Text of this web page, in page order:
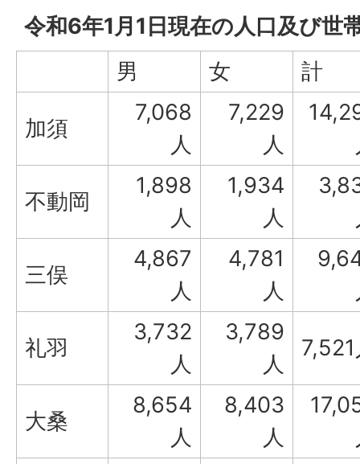
令和6年1月1日現在の人口及び世
男
女 計
加須
7,068
人
7,229
人
不動岡
1,898
人
1,934
人
三俣
4,867
人
4,781
人
礼羽
3,732
人
3,789
人
大桑
8,654
人
8,403
人